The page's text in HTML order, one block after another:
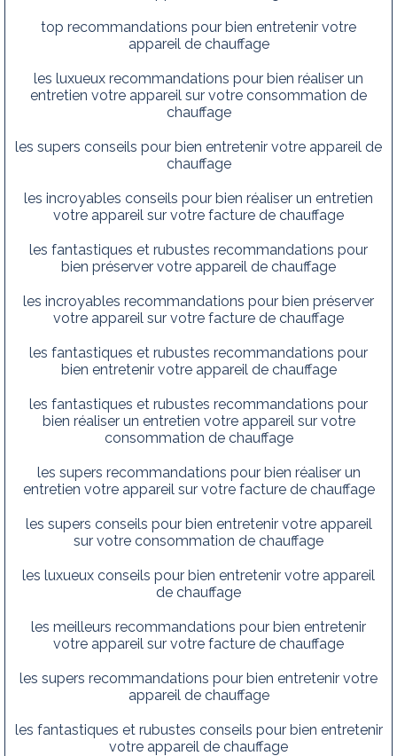
top recommandations pour bien entretenir votre
appareil de chauffage
les luxueux recommandations pour bien réaliser un
entretien votre appareil sur votre consommation de
chauffage
les supers conseils pour bien entretenir votre appareil de
chauffage
les incroyables conseils pour bien réaliser un entretien
votre appareil sur votre facture de chauffage
les fantastiques et rubustes recommandations pour
bien préserver votre appareil de chauffage
les incroyables recommandations pour bien préserver
votre appareil sur votre facture de chauffage
les fantastiques et rubustes recommandations pour
bien entretenir votre appareil de chauffage
les fantastiques et rubustes recommandations pour
bien réaliser un entretien votre appareil sur votre
consommation de chauffage
les supers recommandations pour bien réaliser un
entretien votre appareil sur votre facture de chauffage
les supers conseils pour bien entretenir votre appareil
sur votre consommation de chauffage
les luxueux conseils pour bien entretenir votre appareil
de chauffage
les meilleurs recommandations pour bien entretenir
votre appareil sur votre facture de chauffage
les supers recommandations pour bien entretenir votre
appareil de chauffage
les fantastiques et rubustes conseils pour bien entretenir
votre appareil de chauffage